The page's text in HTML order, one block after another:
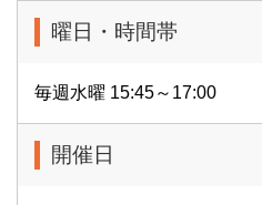
曜日・時間帯
毎週水曜 15:45～17:00
開催日